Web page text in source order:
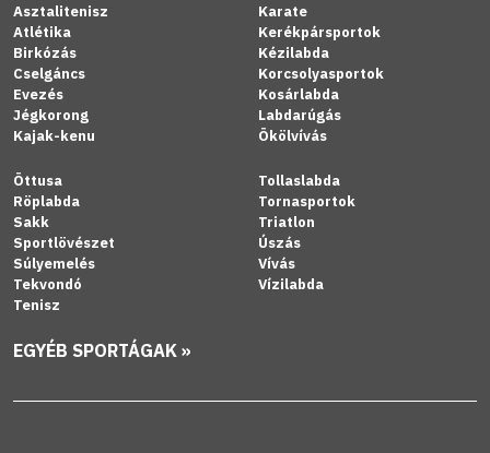
Asztalitenisz
Atlétika
Birkózás
Cselgáncs
Evezés
Jégkorong
Kajak-kenu
Karate
Kerékpársportok
Kézilabda
Korcsolyasportok
Kosárlabda
Labdarúgás
Ökölvívás
Öttusa
Röplabda
Sakk
Sportlövészet
Súlyemelés
Tekvondó
Tenisz
Tollaslabda
Tornasportok
Triatlon
Úszás
Vívás
Vízilabda
EGYÉB SPORTÁGAK »